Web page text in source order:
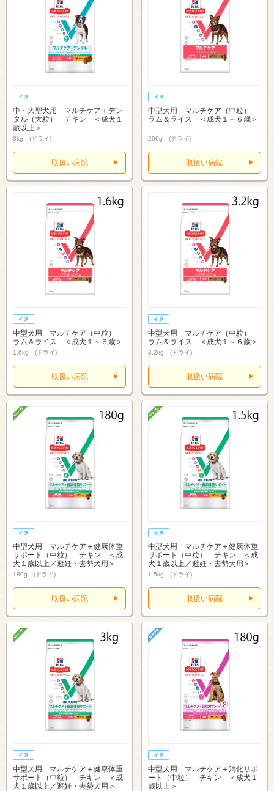
中・大型犬用 マルチケア＋デン
タル（大粒） チキン ＜成犬１
歳以上＞
3kg (ドライ)
取扱い病院
中型犬用 マルチケア（中粒）
ラム＆ライス ＜成犬１～６歳＞
200g (ドライ)
取扱い病院
中型犬用 マルチケア（中粒）
ラム＆ライス ＜成犬１～６歳＞
1.6kg (ドライ)
取扱い病院
中型犬用 マルチケア（中粒）
ラム＆ライス ＜成犬１～６歳＞
3.2kg (ドライ)
取扱い病院
中型犬用 マルチケア＋健康体重
サポート（中粒） チキン ＜成
犬１歳以上／避妊・去勢犬用＞
180g (ドライ)
取扱い病院
中型犬用 マルチケア＋健康体重
サポート（中粒） チキン ＜成
犬１歳以上／避妊・去勢犬用＞
1.5kg (ドライ)
取扱い病院
中型犬用 マルチケア＋健康体重
サポート（中粒） チキン ＜成
犬１歳以上／避妊・去勢犬用＞
中型犬用 マルチケア＋消化サポ
ート（中粒） チキン ＜成犬１
歳以上＞